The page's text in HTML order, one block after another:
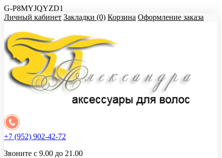
G-P8MYJQYZD1
Личный кабинет Закладки (0) Корзина Оформление заказа
+7 (952) 902-42-72
Звоните с 9.00 до 21.00